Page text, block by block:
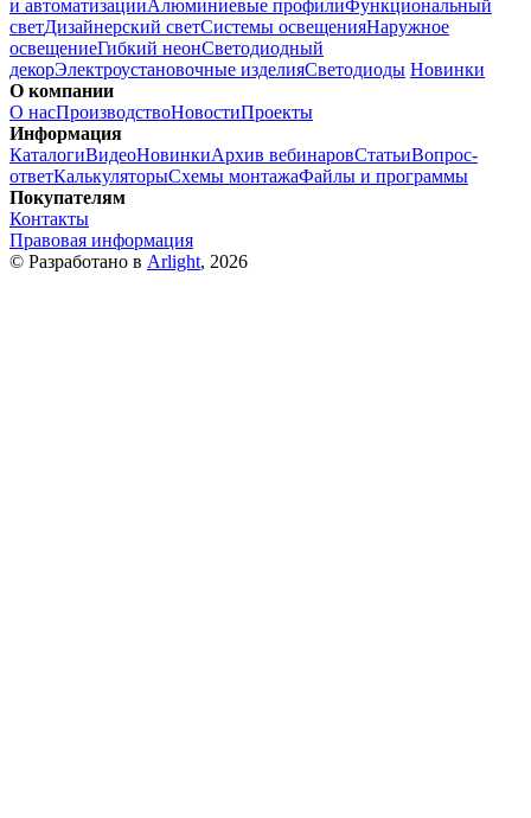
и автоматизацииАлюминиевые профилиФункциональный
светДизайнерский светСистемы освещенияНаружное
освещениеГибкий неонСветодиодный
декорЭлектроустановочные изделияСветодиоды Новинки
О компании
О насПроизводствоНовостиПроекты
Информация
КаталогиВидеоНовинкиАрхив вебинаровСтатьиВопрос-
ответКалькуляторыСхемы монтажаФайлы и программы
Покупателям
Контакты
Правовая информация
© Разработано в Arlight, 2026